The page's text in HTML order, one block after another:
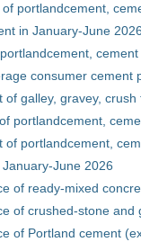
portlandcement,
in January-June
consumer cement
of galley, gravey,
portlandcement,
of portlandcement,
June 2026
of ready-mixed
of crushed-stone and
of Portland cement